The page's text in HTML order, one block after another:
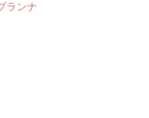
ランナ